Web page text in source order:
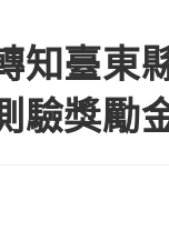
知臺
驗獎勵